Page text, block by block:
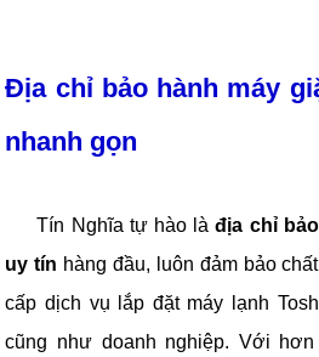
Địa chỉ bảo hành máy
nhanh gọn
Tín Nghĩa tự hào làđịa chỉ
uy tín hàng đầu, luôn đảm bảo
cấp dịch vụ lắp đặt máy lạnh
cũng như doanh nghiệp. Với